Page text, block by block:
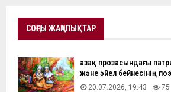
СОҢҒЫ ЖАҢАЛЫҚТАР
Қазақ прозасындағы
және әйел бейнесінің
20.07.2026, 19:43 75